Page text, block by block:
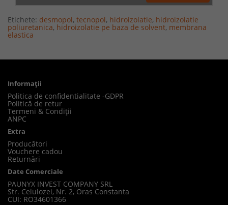
Etichete: desmopol, tecnopol, hidroizolatie, hidroizolatie
poliuretanica, hidroizolatie pe baza de solvent, membrana
elastica
Informaţii
Politica de confidentialitate -GDPR
Politică de retur
Termeni & Condiții
ANPC
Extra
Producători
Vouchere cadou
Returnări
Date Comerciale
PAUNYX INVEST COMPANY SRL
Str. Celulozei, Nr. 2, Oras Constanta
CUI: RO34601366